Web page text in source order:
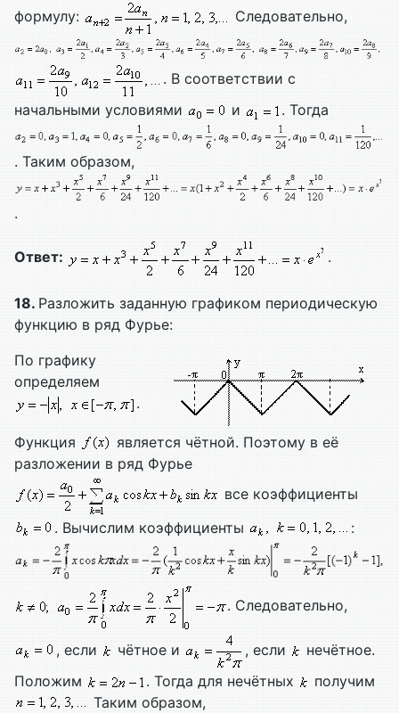
формулу:
Следовательно,
. В соответствии с
начальными условиями
и . Тогда
. Таким образом,
.
Ответ: .
18. Разложить заданную графиком периодическую
функцию в ряд Фурье:
По графику
определяем
.
Функция
является чётной. Поэтому в её
разложении в ряд Фурье
все коэффициенты
. Вычислим коэффициенты
:
. Следовательно,
, если чётное и , если
нечётное.
Положим
. Тогда для нечётных
получим
Таким образом,